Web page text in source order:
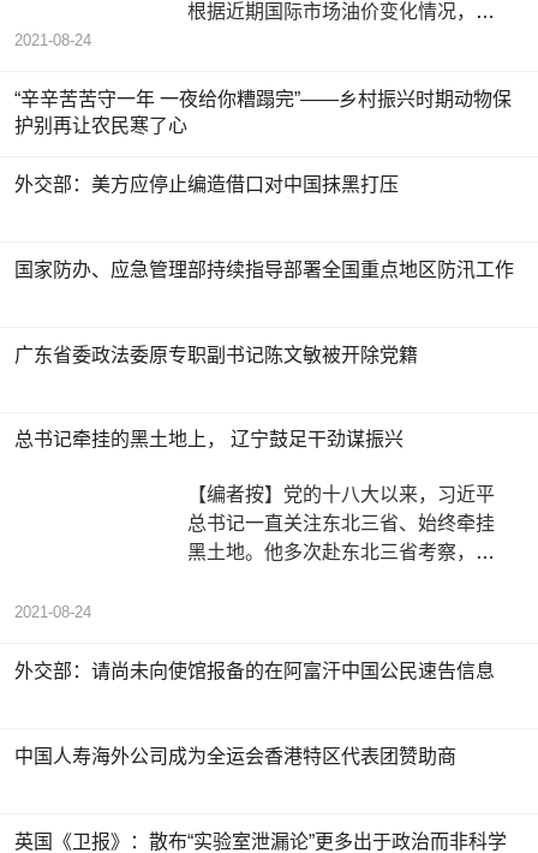
根据近期国际市场油价变化情况，按
2021-08-24
“辛辛苦苦守一年 一夜给你糟蹋完”——乡村振兴时期动物保
护别再让农民寒了心
外交部：美方应停止编造借口对中国抹黑打压
国家防办、应急管理部持续指导部署全国重点地区防汛工作
广东省委政法委原专职副书记陈文敏被开除党籍
总书记牵挂的黑土地上， 辽宁鼓足干劲谋振兴
【编者按】党的十八大以来，习近平
总书记一直关注东北三省、始终牵挂
黑土地。他多次赴东北三省考察，为
2021-08-24
外交部：请尚未向使馆报备的在阿富汗中国公民速告信息
中国人寿海外公司成为全运会香港特区代表团赞助商
英国《卫报》：散布“实验室泄漏论”更多出于政治而非科学